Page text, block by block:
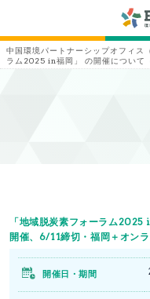
中国環境パートナーシップオフィス
ラム2025 in福岡」 の開催について
「地域脱炭素フォーラム
開催、6/11締切・福岡＋オンラ
開催日・期間